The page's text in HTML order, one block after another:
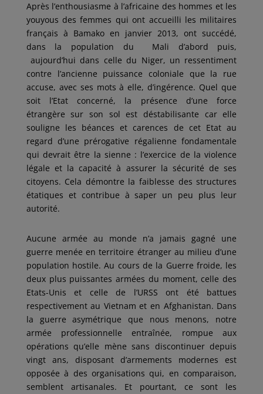
Après l’enthousiasme à l’africaine des hommes et les
youyous des femmes qui ont accueilli les militaires
français à Bamako en janvier 2013, ont succédé,
dans la population du Mali d’abord puis,
aujourd’hui dans celle du Niger, un ressentiment
contre l’ancienne puissance coloniale que la rue
accuse, avec ses mots à elle, d’ingérence. Quel que
soit l’Etat concerné, la présence d’une force
étrangère sur son sol est déstabilisante car elle
souligne les béances et carences de cet Etat au
regard d’une prérogative régalienne fondamentale
qui devrait être la sienne : l’exercice de la violence
légale et la capacité à assurer la sécurité de ses
citoyens. Cela démontre la faiblesse des structures
étatiques et contribue à saper un peu plus leur
autorité.
Aucune armée au monde n’a jamais gagné une
guerre menée en territoire étranger au milieu d’une
population hostile. Au cours de la Guerre froide, les
deux plus puissantes armées du moment, celle des
Etats-Unis et celle de l’URSS ont été battues
respectivement au Vietnam et en Afghanistan. Dans
la guerre asymétrique que nous menons, notre
armée professionnelle entraînée, rompue aux
opérations qu’elle mène sans discontinuer depuis
vingt ans, disposant d’armements modernes est
opposée à des organisations qui, en comparaison,
semblent artisanales. Et pourtant, ce sont les